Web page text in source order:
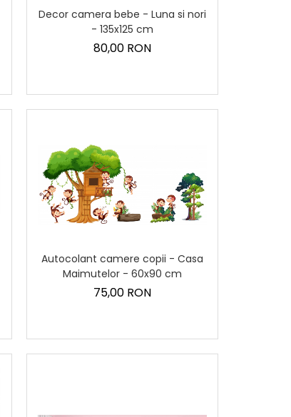
Decor camera bebe - Luna si nori
- 135x125 cm
80,00 RON
Autocolant camere copii - Casa
Maimutelor - 60x90 cm
75,00 RON